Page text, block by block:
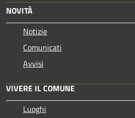
NOVITÀ
Notizie
Comunicati
Avvisi
VIVERE IL COMUNE
Luoghi